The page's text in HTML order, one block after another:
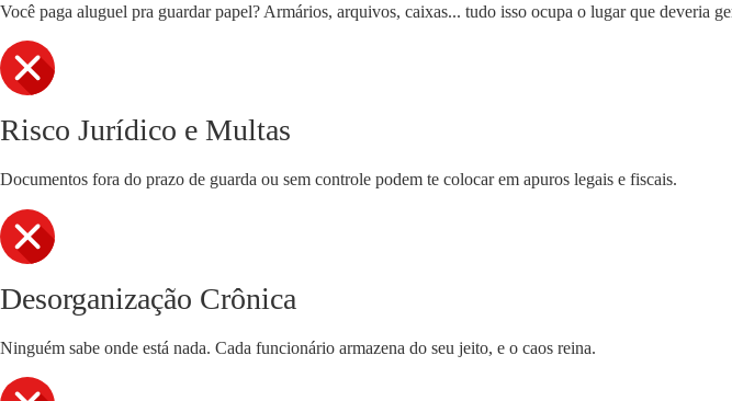
Você paga aluguel pra guardar papel? Armários, arquivos, caixas... tudo isso ocupa o lugar que deveria
Risco Jurídico e Multas
Documentos fora do prazo de guarda ou sem controle podem te colocar em apuros legais e fiscais.
Desorganização Crônica
Ninguém sabe onde está nada. Cada funcionário armazena do seu jeito, e o caos reina.